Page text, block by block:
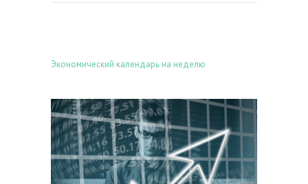
Экономический календарь на неделю